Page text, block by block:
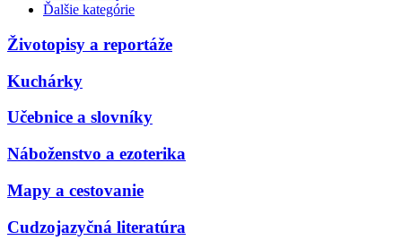
Ďalšie kategórie
Životopisy a reportáže
Kuchárky
Učebnice a slovníky
Náboženstvo a ezoterika
Mapy a cestovanie
Cudzojazyčná literatúra